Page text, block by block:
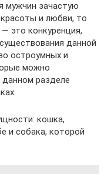
мужчин зачастую
и любви, то
это конкуренция,
данной
остроумных и
можно
данном разделе
кошка,
и собака, которой